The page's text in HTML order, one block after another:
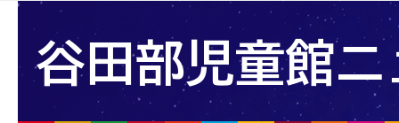
谷田部児童館ニ